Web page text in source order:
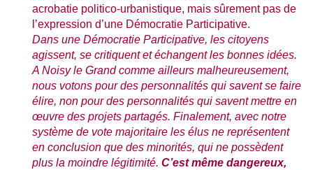
acrobatie politico-urbanistique, mais sûrement pas de
l’expression d’une Démocratie Participative.
Dans une Démocratie Participative, les citoyens
agissent, se critiquent et échangent les bonnes idées.
A Noisy le Grand comme ailleurs malheureusement,
nous votons pour des personnalités qui savent se faire
élire, non pour des personnalités qui savent mettre en
œuvre des projets partagés. Finalement, avec notre
système de vote majoritaire les élus ne représentent
en conclusion que des minorités, qui ne possèdent
plus la moindre légitimité. C’est même dangereux,